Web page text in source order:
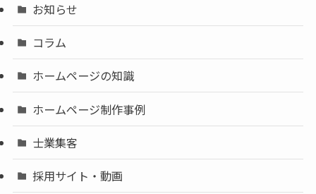
お知らせ
コラム
ホームページの知識
ホームページ制作事例
士業集客
採用サイト・動画